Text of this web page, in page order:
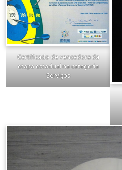
Certificado de vencedora da
etapa estadual na categoria
Serviços